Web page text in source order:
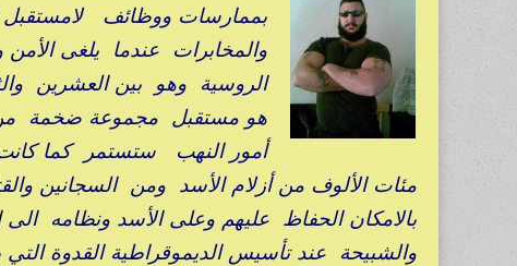
بممارسات ووظائف
والمخابرات عندما يلغى
الروسية وهو بين العشرين
هو مستقبل مجموعة ضخمة
أمور النهب ستستمر كما
مئات الألوف من أزلام الأسد ومن السجانين
بالامكان الحفاظ عليهم وعلى الأسد ونظامه
والشبيحة عند تأسيس الديموقراطية القدوة